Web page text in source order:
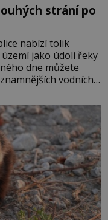
strání po
nabízí tolik
jako údolí řeky
dne můžete
vodních
památek ve